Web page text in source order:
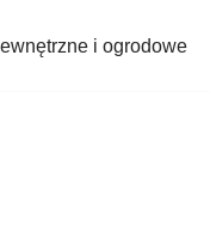
i ogrodowe